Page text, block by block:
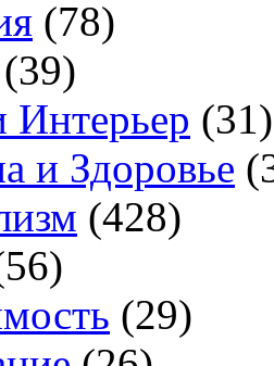
(78)
(39)
Интерьер (31)
и Здоровье
(428)
(29)